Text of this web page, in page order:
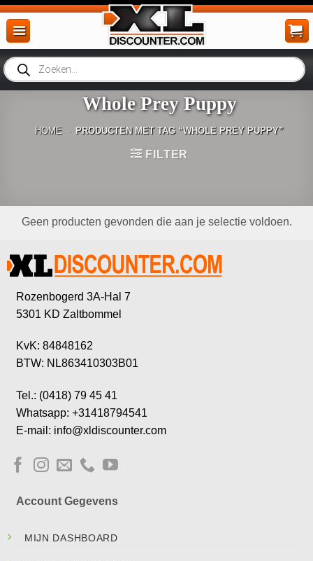
Ga
naar
inhoud
Producten
zoeken
Whole Prey Puppy
HOME - PRODUCTEN MET TAG “WHOLE PREY PUPPY”
FILTER
Geen producten gevonden die aan je selectie voldoen.
Rozenbogerd 3A-Hal 7
5301 KD Zaltbommel
KvK: 84848162
BTW: NL863410303B01
Tel.: (0418) 79 45 41
Whatsapp: +31418794541
E-mail: info@xldiscounter.com
Account Gegevens
MIJN DASHBOARD